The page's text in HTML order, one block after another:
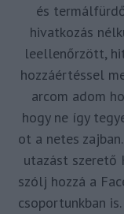
és
hivatkozás
leellenőrzött,
hozzáértéssel
arcom adom
hogy ne így
ot a netes
utazást szerető
szólj hozzá a
csoportunkban